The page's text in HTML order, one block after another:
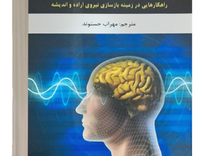
ابتدایی
روانکاوی
کتب توانبخشی
آزمونهای روانشناسی